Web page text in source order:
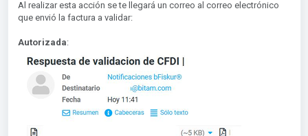
Al realizar esta acción se te llegará un correo al correo electrónico
que envió la factura a validar:
Autorizada: